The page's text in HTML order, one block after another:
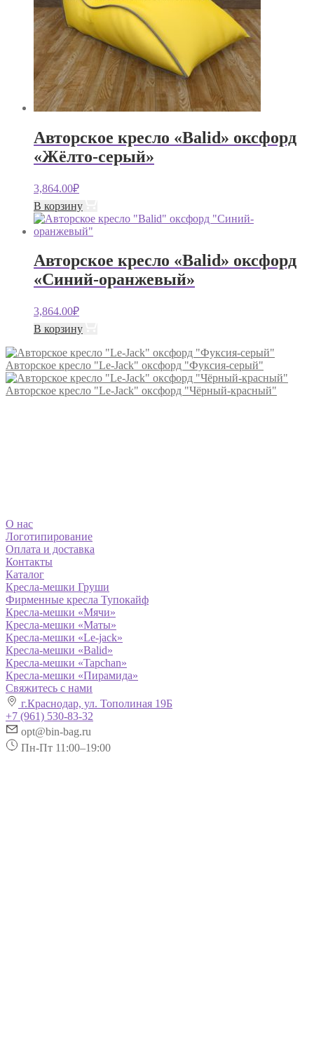
Авторское кресло «Balid» оксфорд
«Жёлто-серый»
3,864.00₽
В корзину
Авторское кресло «Balid» оксфорд
«Синий-оранжевый»
3,864.00₽
В корзину
Авторское кресло "Le-Jack" оксфорд "Фуксия-серый"
Авторское кресло "Le-Jack" оксфорд "Чёрный-красный"
О нас
Логотипирование
Оплата и доставка
Контакты
Каталог
Кресла-мешки Груши
Фирменные кресла Тупокайф
Кресла-мешки «Мячи»
Кресла-мешки «Маты»
Кресла-мешки «Le-jack»
Кресла-мешки «Balid»
Кресла-мешки «Tapchan»
Кресла-мешки «Пирамида»
Свяжитесь с нами
г.Краснодар, ул. Тополиная 19Б
+7 (961) 530-83-32
opt@bin-bag.ru
Пн-Пт 11:00–19:00